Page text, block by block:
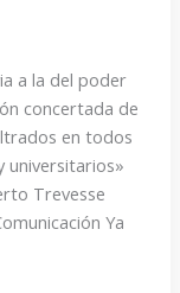
a la del poder
concertada de
en todos
universitarios»
Trevesse
Ya